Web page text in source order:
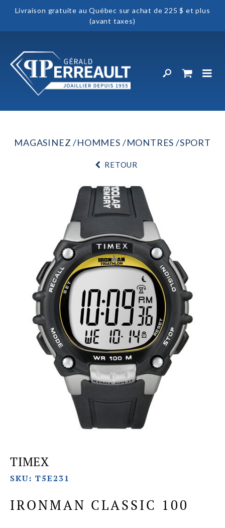
Livraison gratuite au Québec sur achat de 225 $ et plus
(avant taxes)
MAGASINEZ HOMMES MONTRES SPORT
RETOUR
TIMEX
SKU: T5E231
IRONMAN CLASSIC 100